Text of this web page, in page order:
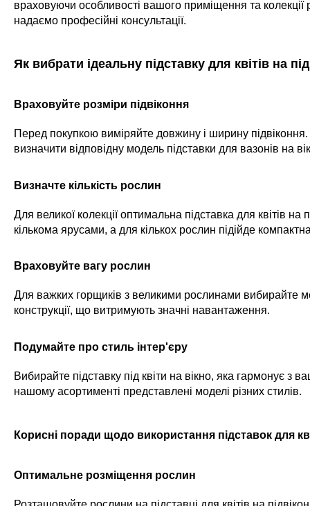
враховуючи особливості вашого приміщення та
надаємо професійні консультації.
Як вибрати ідеальну підставку для квітів на
Враховуйте розміри підвіконня
Перед покупкою виміряйте довжину і ширину
визначити відповідну модель підставки для вазонів на
Визначте кількість рослин
Для великої колекції оптимальна підставка для квітів на
кількома ярусами, а для кількох рослин підійде
Враховуйте вагу рослин
Для важких горщиків з великими рослинами вибирайте
конструкції, що витримують значні навантаження.
Подумайте про стиль інтер'єру
Вибирайте підставку під квіти на вікно, яка гармонує з
нашому асортименті представлені моделі різних стилів.
Корисні поради щодо використання підставок для
Оптимальне розміщення рослин